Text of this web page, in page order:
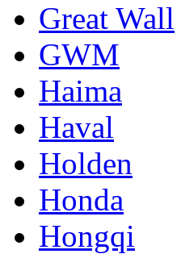
Great Wall
GWM
Haima
Haval
Holden
Honda
Hongqi